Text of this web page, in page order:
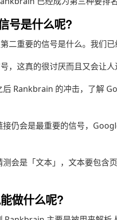
号是什么呢?
二重要的信号是什么。我们
，这真的很讨厌而且又会让
Rankbrain 的冲击，了解
仍会是最重要的信号，
会是「文本」，文本要包
做什么呢?